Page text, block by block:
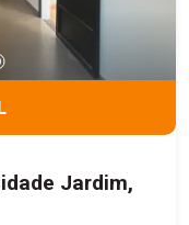
Jardim,